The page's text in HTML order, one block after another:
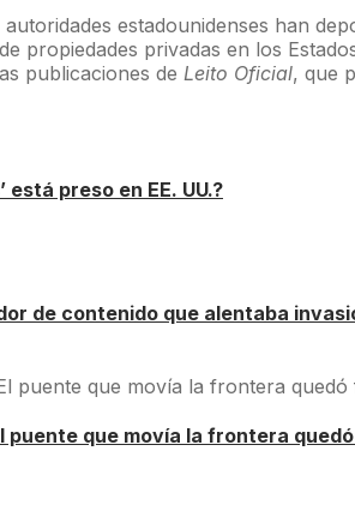
estadounidenses han
propiedades privadas en los
publicaciones de Leito Oficial, que
está preso en EE. UU.?
de contenido que alentaba
puente que movía la frontera